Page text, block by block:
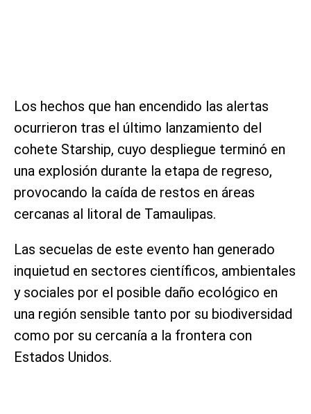
Los hechos que han encendido las alertas
ocurrieron tras el último lanzamiento del
cohete Starship, cuyo despliegue terminó en
una explosión durante la etapa de regreso,
provocando la caída de restos en áreas
cercanas al litoral de Tamaulipas.
Las secuelas de este evento han generado
inquietud en sectores científicos, ambientales
y sociales por el posible daño ecológico en
una región sensible tanto por su biodiversidad
como por su cercanía a la frontera con
Estados Unidos.